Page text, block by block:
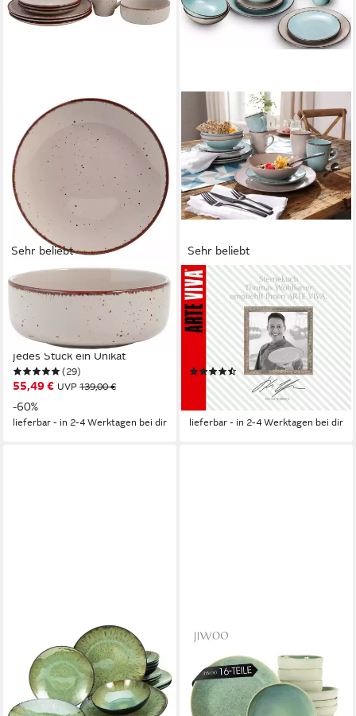
Sehr beliebt
OTTO HOME
Kombiservice Sennia (16-tlg),
4 Personen, Steinzeug,
Geschirr-Set, handgemalt,
jedes Stück ein Unikat
(29)
55,49 € UVP 139,00 €
-60%
lieferbar - in 2-4 Werktagen bei dir
Sehr beliebt
ARTE VIVA
Kombiservice Geschirr-Set,
Service Puro (32-tlg), 8
Personen, Steinzeug, vom
Sternekoch Thomas
Wohlfarter empfohlen, 32
Teile, für 8 Personen
(340)
94,99 € UVP278,00 €
-66%
lieferbar - in 2-4 Werktagen bei dir